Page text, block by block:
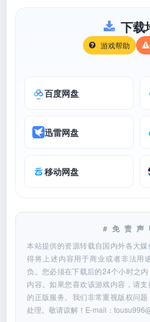
下载
游戏帮助
百度网盘
迅雷网盘
移动网盘
#免责声
本站提供的资源转载自国内外各大
得将上述内容用于商业或者非法用
负。您必须在下载后的24个小时之
内容。如果您喜欢该游戏内容，请
的正版服务。我们非常重视版权问
处理。敬请谅解！E-mail：